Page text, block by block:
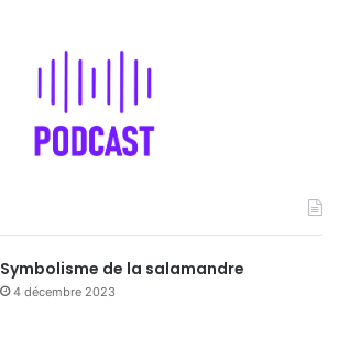
Symbolisme de la salamandre
4 décembre 2023